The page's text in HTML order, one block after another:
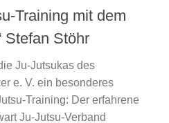
Training mit dem
Stefan Stöhr
Ju-Jutsukas des
e. V. ein besonderes
Training: Der erfahrene
Ju-Jutsu-Verband